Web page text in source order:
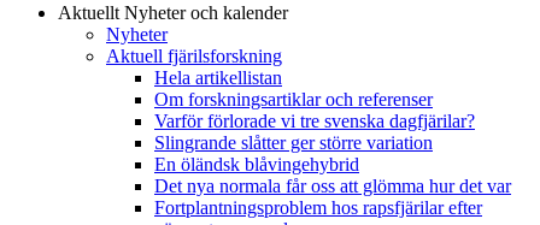
Aktuellt Nyheter och kalender
Nyheter
Aktuell fjärilsforskning
Hela artikellistan
Om forskningsartiklar och referenser
Varför förlorade vi tre svenska dagfjärilar?
Slingrande slåtter ger större variation
En öländsk blåvingehybrid
Det nya normala får oss att glömma hur det var
Fortplantningsproblem hos rapsfjärilar efter